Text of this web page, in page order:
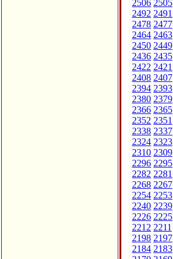
2506 2505
2492 2491
2478 2477
2464 2463
2450 2449
2436 2435
2422 2421
2408 2407
2394 2393
2380 2379
2366 2365
2352 2351
2338 2337
2324 2323
2310 2309
2296 2295
2282 2281
2268 2267
2254 2253
2240 2239
2226 2225
2212 2211
2198 2197
2184 2183